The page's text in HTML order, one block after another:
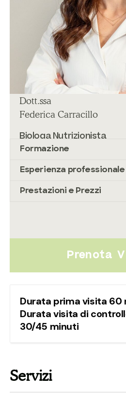
Dott.ssa
Federica Carracillo
Biologa Nutrizionista
Formazione
Esperienza professionale
Prestazioni e Prezzi
Prenota
Durata prima visita 60
Durata visita di
30/45 minuti
Servizi